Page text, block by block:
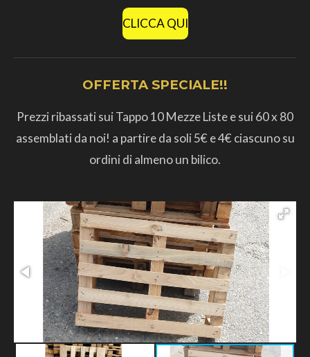
CLICCA QUI
OFFERTA SPECIALE!!
Prezzi ribassati sui Tappo 10 Mezze Liste e sui 60 x 80
assemblati da noi! a partire da soli 5€ e 4€ ciascuno su
ordini di almeno un bilico.